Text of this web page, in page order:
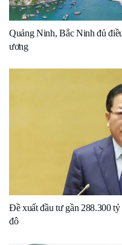
Quảng Ninh, Bắc Ninh đủ
ương
Đề xuất đầu tư gần 288.300
đô